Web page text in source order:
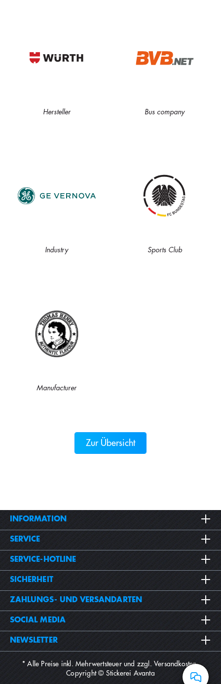
Hersteller Bus company
Industry Sports Club
Manufacturer
Zur Übersicht
INFORMATION
SERVICE
SERVICE-HOTLINE
SICHERHEIT
ZAHLUNGS- UND VERSANDARTEN
SOCIAL MEDIA
NEWSLETTER
* Alle Preise inkl. Mehrwertsteuer und zzgl.Versandkosten.
Copyright © Stickerei Avanta